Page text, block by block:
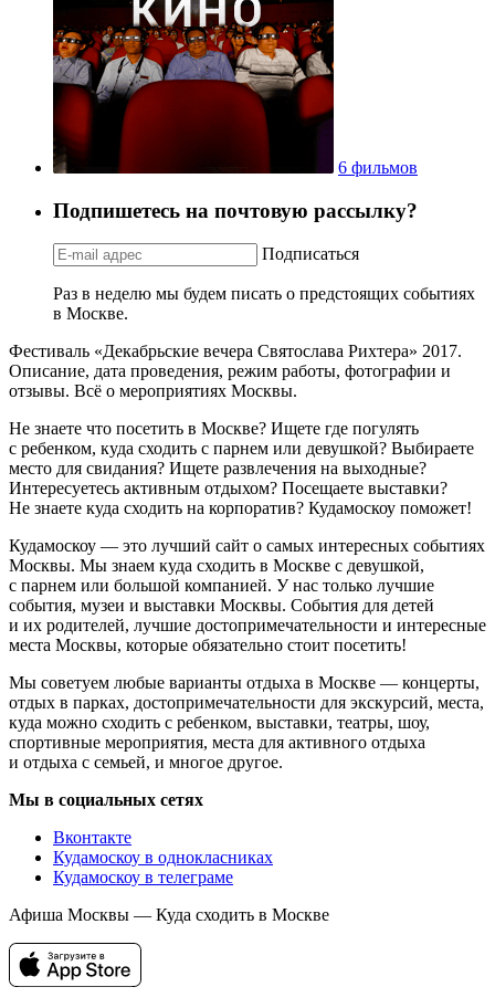
6 фильмов
Подпишетесь на почтовую рассылку?
Подписаться
Раз в неделю мы будем писать о предстоящих событиях
в Москве.
Фестиваль «Декабрьские вечера Святослава Рихтера» 2017.
Описание, дата проведения, режим работы, фотографии и
отзывы. Всё о мероприятиях Москвы.
Не знаете что посетить в Москве? Ищете где погулять
с ребенком, куда сходить с парнем или девушкой? Выбираете
место для свидания? Ищете развлечения на выходные?
Интересуетесь активным отдыхом? Посещаете выставки?
Не знаете куда сходить на корпоратив? Кудамоскоу поможет!
Кудамоскоу — это лучший сайт о самых интересных событиях
Москвы. Мы знаем куда сходить в Москве с девушкой,
с парнем или большой компанией. У нас только лучшие
события, музеи и выставки Москвы. События для детей
и их родителей, лучшие достопримечательности и интересные
места Москвы, которые обязательно стоит посетить!
Мы советуем любые варианты отдыха в Москве — концерты,
отдых в парках, достопримечательности для экскурсий, места,
куда можно сходить с ребенком, выставки, театры, шоу,
спортивные мероприятия, места для активного отдыха
и отдыха с семьей, и многое другое.
Мы в социальных сетях
Вконтакте
Кудамоскоу в однокласниках
Кудамоскоу в телеграме
Афиша Москвы — Куда сходить в Москве